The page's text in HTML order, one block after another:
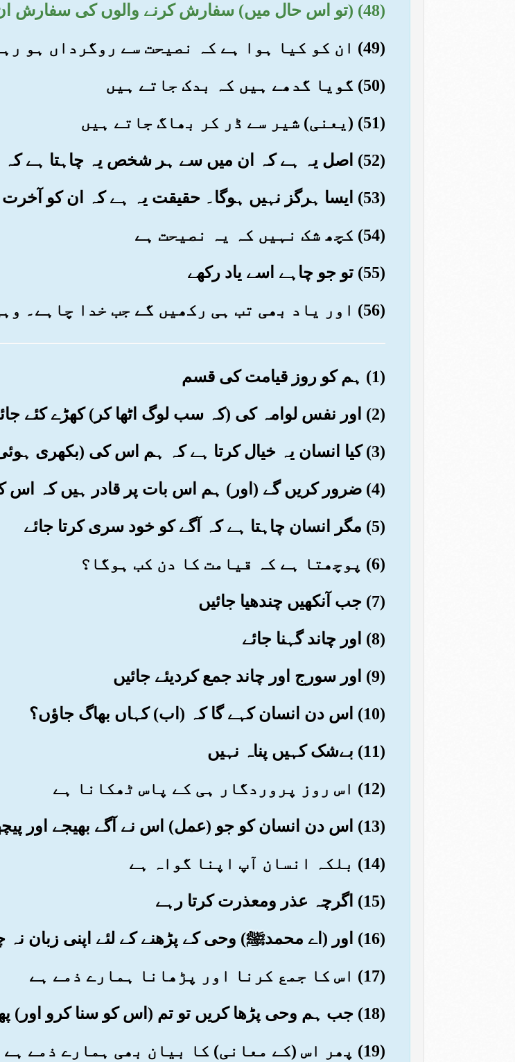
(48) (تو اس حال میں) سفارش کرنے والوں کی سفارش ان کے حق میں کچھ فائدہ نہ دے گی
(49) ان کو کیا ہوا ہے کہ نصیحت سے روگرداں ہو رہے ہیں
(50) گویا گدھے ہیں کہ بدک جاتے ہیں
(51) (یعنی) شیر سے ڈر کر بھاگ جاتے ہیں
(52) اصل یہ ہے کہ ان میں سے ہر شخص یہ چاہتا ہے کہ اس کے پاس کھلی ہوئی کتاب آئے
(53) ایسا ہرگز نہیں ہوگا۔ حقیقت یہ ہے کہ ان کو آخرت کا خوف ہی نہیں
(54) کچھ شک نہیں کہ یہ نصیحت ہے
(55) تو جو چاہے اسے یاد رکھے
(56) اور یاد بھی تب ہی رکھیں گے جب خدا چاہے۔ وہی ڈرنے کے لائق اور بخشش کا مالک ہے
(1) ہم کو روز قیامت کی قسم
(2) اور نفس لوامہ کی (کہ سب لوگ اٹھا کر) کھڑے کئے جائیں گے
(3) کیا انسان یہ خیال کرتا ہے کہ ہم اس کی (بکھری ہوئی) ہڈیاں اکٹھی نہیں کریں گے؟
(4) ضرور کریں گے (اور) ہم اس بات پر قادر ہیں کہ اس کی پور پور درست کردیں
(5) مگر انسان چاہتا ہے کہ آگے کو خود سری کرتا جائے
(6) پوچھتا ہے کہ قیامت کا دن کب ہوگا؟
(7) جب آنکھیں چندھیا جائیں
(8) اور چاند گہنا جائے
(9) اور سورج اور چاند جمع کردیئے جائیں
(10) اس دن انسان کہے گا کہ (اب) کہاں بھاگ جاؤں؟
(11) بےشک کہیں پناہ نہیں
(12) اس روز پروردگار ہی کے پاس ٹھکانا ہے
(13) اس دن انسان کو جو (عمل) اس نے آگے بھیجے اور پیچھے چھوڑے ہوں گے سب بتا دیئے جائیں گے
(14) بلکہ انسان آپ اپنا گواہ ہے
(15) اگرچہ عذر ومعذرت کرتا رہے
(16) اور (اے محمدﷺ) وحی کے پڑھنے کے لئے اپنی زبان نہ چلایا کرو کہ اس کو جلد یاد کرلو
(17) اس کا جمع کرنا اور پڑھانا ہمارے ذمے ہے
(18) جب ہم وحی پڑھا کریں تو تم (اس کو سنا کرو اور) پھر اسی طرح پڑھا کرو
(19) پھر اس (کے معانی) کا بیان بھی ہمارے ذمے ہے